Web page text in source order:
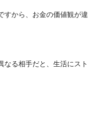
すから、お金の価値観が違
なる相手だと、生活にスト